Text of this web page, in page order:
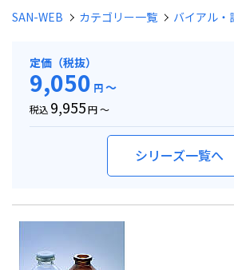
SAN-WEB
カテゴリー一覧 バイアル・
定価（税抜）
9,050 円～
税込 9,955円 ～
シリーズ一覧へ